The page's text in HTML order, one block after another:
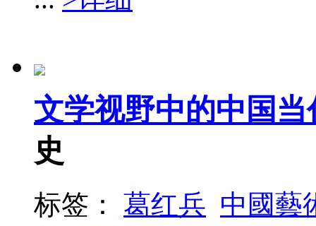
文学视野中的中国
史
标签： 葛红兵 中國藝